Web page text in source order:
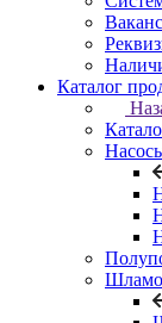
Каталог